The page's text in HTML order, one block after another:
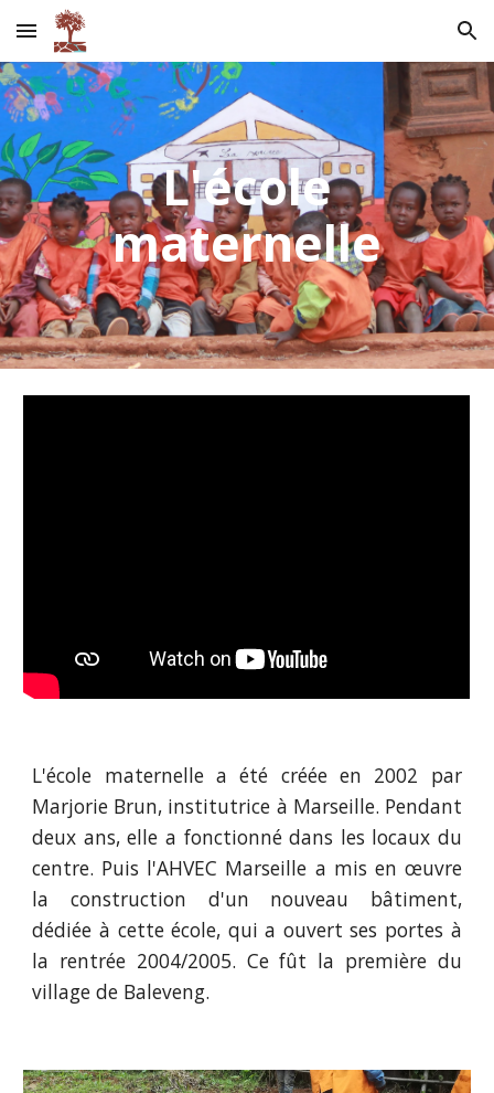
Skip to main content Skip to navigation
L'école
maternelle
L'école maternelle a été créée en 2002 par
Marjorie Brun, institutrice à Marseille. Pendant
deux ans, elle a fonctionné dans les locaux du
centre. Puis l'AHVEC Marseille a mis en œuvre
la construction d'un nouveau bâtiment,
dédiée à cette école, qui a ouvert ses portes à
la rentrée 2004/2005. Ce fût la première du
village de Baleveng.